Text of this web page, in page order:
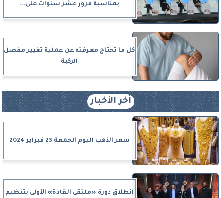
بمناسبة مرور عشر سنوات على...
كل ما تحتاج معرفته عن عملية تغيير مفصل
الركبة
آخر الأخبار
سعر الذهب اليوم الجمعة 23 فبراير 2024
انطلاق دورة «ملتقى القادة» الأولى بتنظيم